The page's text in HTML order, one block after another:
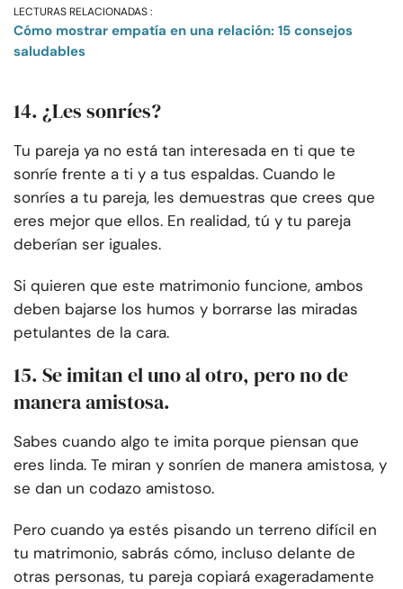
LECTURAS RELACIONADAS :
Cómo mostrar empatía en una relación: 15 consejos
saludables
14. ¿Les sonríes?
Tu pareja ya no está tan interesada en ti que te
sonríe frente a ti y a tus espaldas. Cuando le
sonríes a tu pareja, les demuestras que crees que
eres mejor que ellos. En realidad, tú y tu pareja
deberían ser iguales.
Si quieren que este matrimonio funcione, ambos
deben bajarse los humos y borrarse las miradas
petulantes de la cara.
15. Se imitan el uno al otro, pero no de
manera amistosa.
Sabes cuando algo te imita porque piensan que
eres linda. Te miran y sonríen de manera amistosa, y
se dan un codazo amistoso.
Pero cuando ya estés pisando un terreno difícil en
tu matrimonio, sabrás cómo, incluso delante de
otras personas, tu pareja copiará exageradamente